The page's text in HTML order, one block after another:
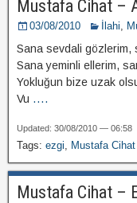
Mustafa Cihat –
03/08/2010 İlahi,
Sana sevdali gözlerim,
Sana yeminli ellerim,
Yokluğun bize uzak
Vu ....
Updated: 30/08/2010 — 06:58
Tags: ezgi, Mustafa
Mustafa Cihat –